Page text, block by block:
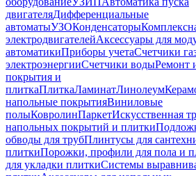
двигателяДифференциальные
автоматыУЗОКонденсаторы
электродвигателейАксессуары для
автоматикиПриборы учетаСчетчики
электроэнергииСчетчики водыРемонт
покрытия и
плиткаПлиткаЛаминатЛинолеум
напольные покрытияВиниловые
полыКовролинПаркетИскусственная
напольных покрытий и плитки
обводы для трубПлинтусы для
плиткиПорожки, профили для пола и
для укладки плиткиСистемы